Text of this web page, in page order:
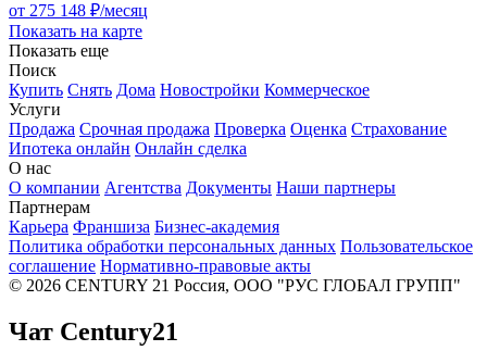
от 275 148 ₽/месяц
Показать на карте
Показать еще
Поиск
Купить Снять Дома Новостройки Коммерческое
Услуги
Продажа Срочная продажа Проверка Оценка Страхование
Ипотека онлайн Онлайн сделка
О нас
О компании Агентства Документы Наши партнеры
Партнерам
Карьера Франшиза Бизнес-академия
Политика обработки персональных данных Пользовательское
соглашение Нормативно-правовые акты
© 2026 CENTURY 21 Россия, ООО "РУС ГЛОБАЛ ГРУПП"
Чат Century21